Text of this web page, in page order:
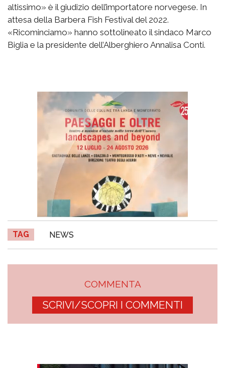
altissimo» è il giudizio dell’importatore norvegese. In
attesa della Barbera Fish Festival del 2022.
«Ricominciamo» hanno sottolineato il sindaco Marco
Biglia e la presidente dell’Alberghiero Annalisa Conti.
TAG NEWS
COMMENTA
SCRIVI/SCOPRI I COMMENTI